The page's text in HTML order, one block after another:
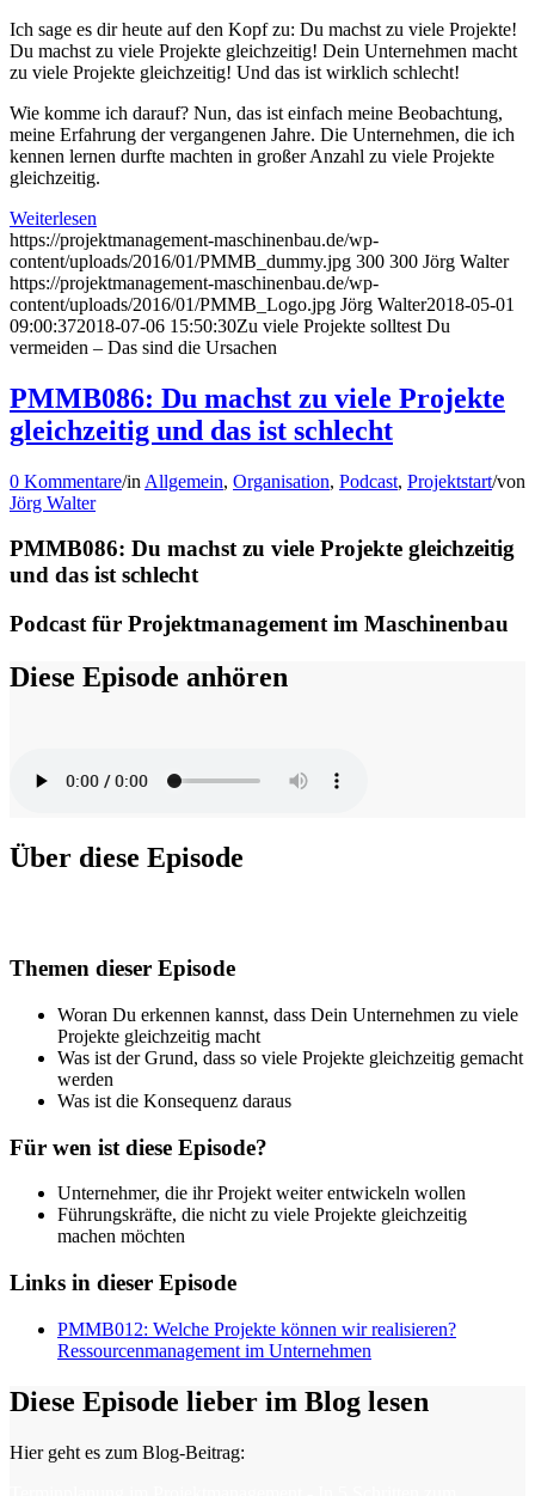
Ich sage es dir heute auf den Kopf zu: Du machst zu viele Projekte!
Du machst zu viele Projekte gleichzeitig! Dein Unternehmen macht
zu viele Projekte gleichzeitig! Und das ist wirklich schlecht!
Wie komme ich darauf? Nun, das ist einfach meine Beobachtung,
meine Erfahrung der vergangenen Jahre. Die Unternehmen, die ich
kennen lernen durfte machten in großer Anzahl zu viele Projekte
gleichzeitig.
Weiterlesen
https://projektmanagement-maschinenbau.de/wp-
content/uploads/2016/01/PMMB_dummy.jpg 300 300 Jörg Walter
https://projektmanagement-maschinenbau.de/wp-
content/uploads/2016/01/PMMB_Logo.jpg Jörg Walter2018-05-01
09:00:372018-07-06 15:50:30Zu viele Projekte solltest Du
vermeiden – Das sind die Ursachen
PMMB086: Du machst zu viele Projekte
gleichzeitig und das ist schlecht
0 Kommentare/in Allgemein, Organisation, Podcast, Projektstart/von
Jörg Walter
PMMB086: Du machst zu viele Projekte gleichzeitig
und das ist schlecht
Podcast für Projektmanagement im Maschinenbau
Diese Episode anhören
Über diese Episode
Themen dieser Episode
Woran Du erkennen kannst, dass Dein Unternehmen zu viele
Projekte gleichzeitig macht
Was ist der Grund, dass so viele Projekte gleichzeitig gemacht
werden
Was ist die Konsequenz daraus
Für wen ist diese Episode?
Unternehmer, die ihr Projekt weiter entwickeln wollen
Führungskräfte, die nicht zu viele Projekte gleichzeitig
machen möchten
Links in dieser Episode
PMMB012: Welche Projekte können wir realisieren?
Ressourcenmanagement im Unternehmen
Diese Episode lieber im Blog lesen
Hier geht es zum Blog-Beitrag: